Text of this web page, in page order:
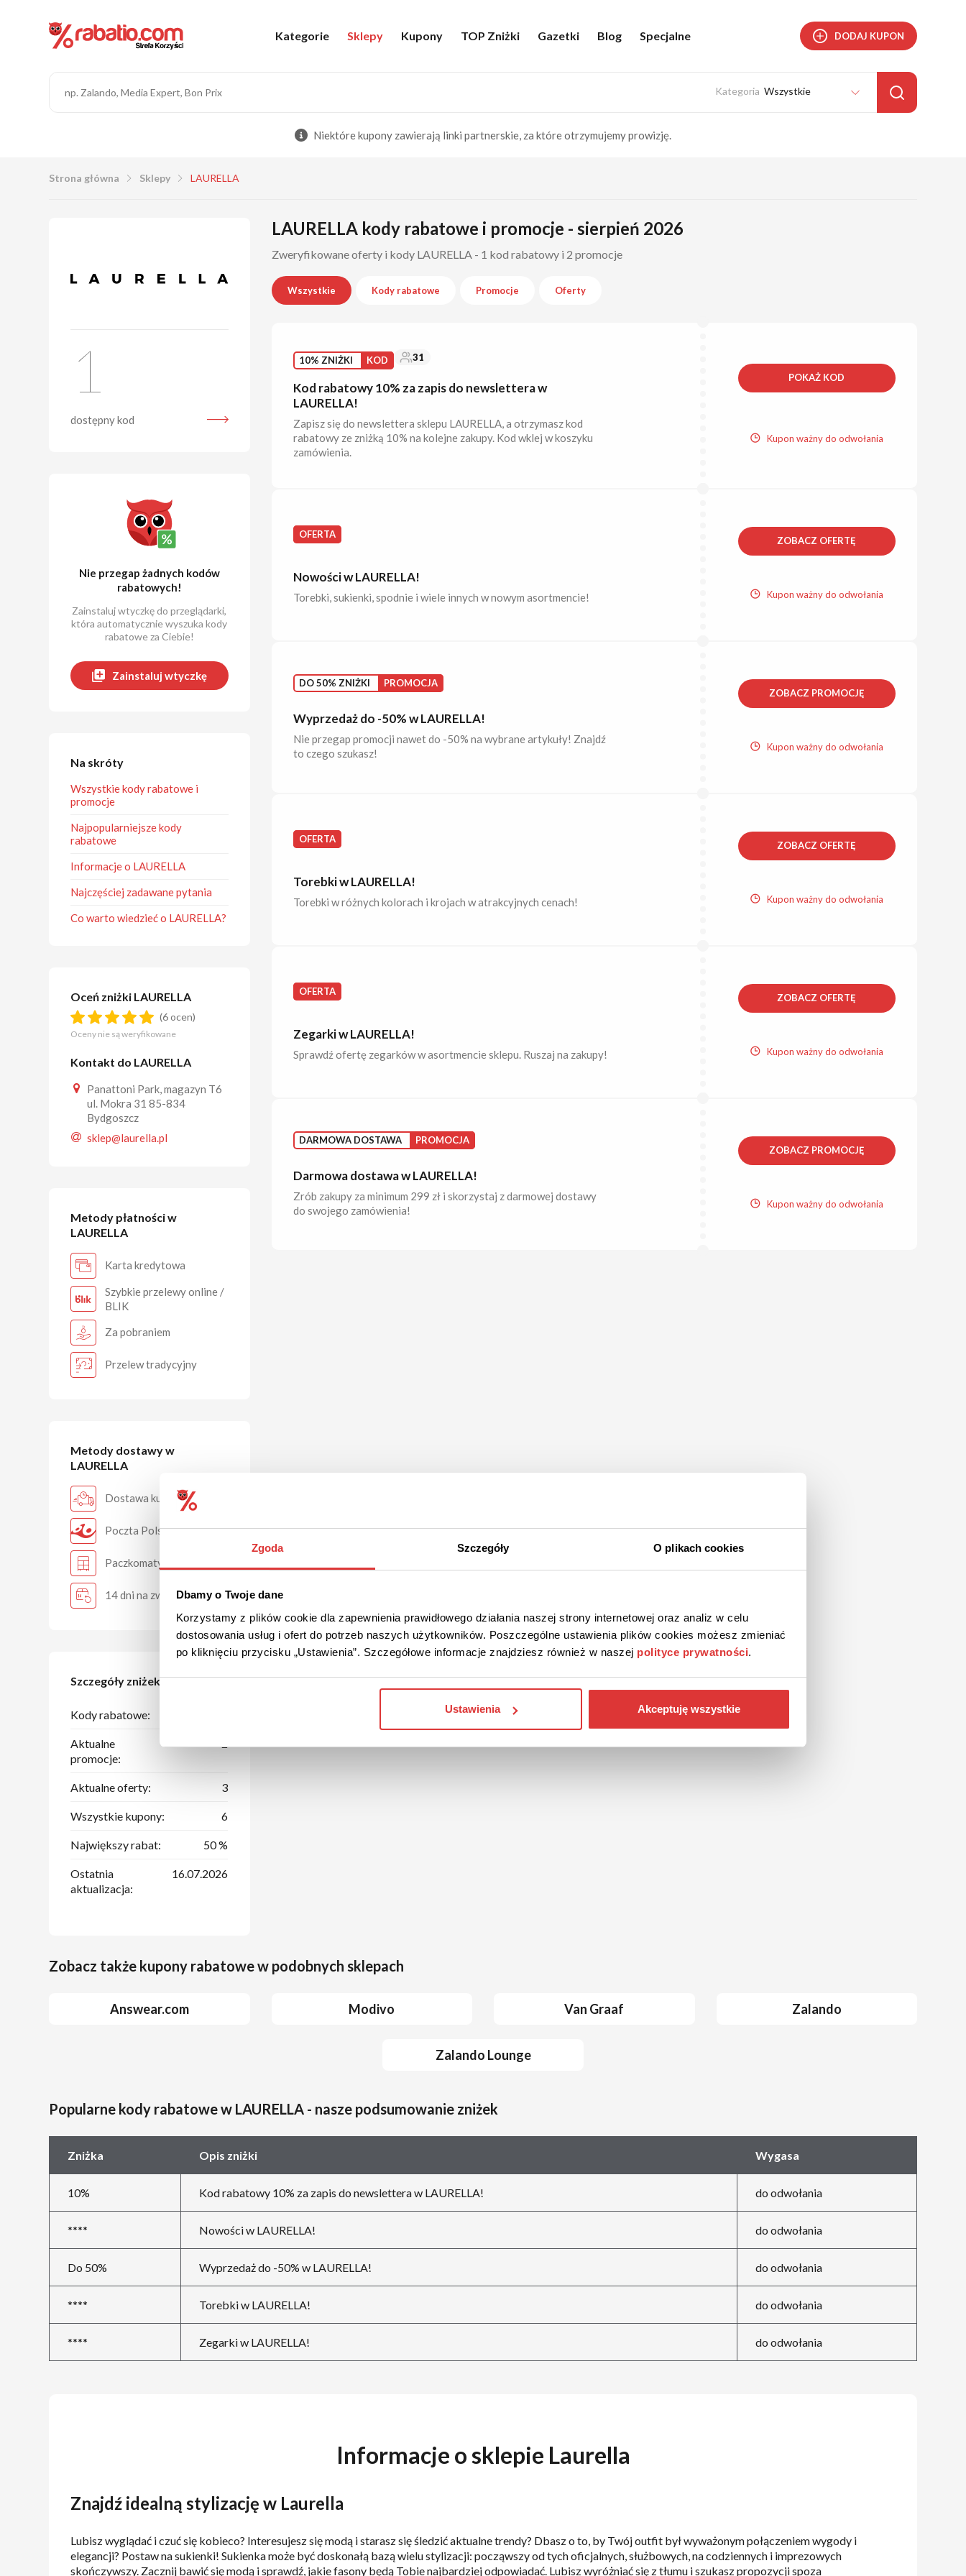
Zgoda Szczegóły O plikach cookies
Dbamy o Twoje dane
Korzystamy z plików cookie dla zapewnienia prawidłowego działania naszej strony internetowej oraz analiz w celu
dostosowania usług i ofert do potrzeb naszych użytkowników. Poszczególne ustawienia plików cookies możesz zmieniać
po kliknięciu przycisku „Ustawienia”. Szczegółowe informacje znajdziesz również w naszej polityce prywatności.
Ustawienia Akceptuję wszystkie
Kategorie Sklepy Kupony TOP Zniżki Gazetki Blog Specjalne DODAJ KUPON
Wszystkie
Niektóre kupony zawierają linki partnerskie, za które otrzymujemy prowizję.
Strona główna Sklepy LAURELLA
1
dostępny kod
Nie przegap żadnych kodów
rabatowych!
Zainstaluj wtyczkę do przeglądarki,
która automatycznie wyszuka kody
rabatowe za Ciebie!
Zainstaluj wtyczkę
Na skróty
Wszystkie kody rabatowe i
promocje
Najpopularniejsze kody
rabatowe
Informacje o LAURELLA
Najczęściej zadawane pytania
Co warto wiedzieć o LAURELLA?
Oceń zniżki LAURELLA
(6 ocen)
Oceny nie są weryfikowane
Kontakt do LAURELLA
Panattoni Park, magazyn T6
ul. Mokra 31 85-834
Bydgoszcz
sklep@laurella.pl
Metody płatności w
LAURELLA
Karta kredytowa
Szybkie przelewy online /
BLIK
Za pobraniem
Przelew tradycyjny
Metody dostawy w
LAURELLA
Dostawa kurierem
Poczta Polska
Paczkomaty
14 dni na zwrot
Szczegóły zniżek
Kody rabatowe:
Aktualne
promocje:
2
Aktualne oferty: 3
Wszystkie kupony: 6
Największy rabat: 50 %
Ostatnia
aktualizacja:
16.07.2026
LAURELLA kody rabatowe i promocje - sierpień 2026
Zweryfikowane oferty i kody LAURELLA - 1 kod rabatowy i 2 promocje
Wszystkie Kody rabatowe Promocje Oferty
10% ZNIŻKI KOD 31
Kod rabatowy 10% za zapis do newslettera w
LAURELLA!
Zapisz się do newslettera sklepu LAURELLA, a otrzymasz kod
rabatowy ze zniżką 10% na kolejne zakupy. Kod wklej w koszyku
zamówienia.
POKAŻ KOD
Kupon ważny do odwołania
OFERTA
Nowości w LAURELLA!
Torebki, sukienki, spodnie i wiele innych w nowym asortmencie!
ZOBACZ OFERTĘ
Kupon ważny do odwołania
DO 50% ZNIŻKI PROMOCJA
Wyprzedaż do -50% w LAURELLA!
Nie przegap promocji nawet do -50% na wybrane artykuły! Znajdź
to czego szukasz!
ZOBACZ PROMOCJĘ
Kupon ważny do odwołania
OFERTA
Torebki w LAURELLA!
Torebki w różnych kolorach i krojach w atrakcyjnych cenach!
ZOBACZ OFERTĘ
Kupon ważny do odwołania
OFERTA
Zegarki w LAURELLA!
Sprawdź ofertę zegarków w asortmencie sklepu. Ruszaj na zakupy!
ZOBACZ OFERTĘ
Kupon ważny do odwołania
DARMOWA DOSTAWA PROMOCJA
Darmowa dostawa w LAURELLA!
Zrób zakupy za minimum 299 zł i skorzystaj z darmowej dostawy
do swojego zamówienia!
ZOBACZ PROMOCJĘ
Kupon ważny do odwołania
Zobacz także kupony rabatowe w podobnych sklepach
Answear.com Modivo Van Graaf Zalando
Zalando Lounge
Popularne kody rabatowe w LAURELLA - nasze podsumowanie zniżek
Zniżka Opis zniżki Wygasa
10% Kod rabatowy 10% za zapis do newslettera w LAURELLA! do odwołania
**** Nowości w LAURELLA! do odwołania
Do 50% Wyprzedaż do -50% w LAURELLA! do odwołania
**** Torebki w LAURELLA! do odwołania
**** Zegarki w LAURELLA! do odwołania
Informacje o sklepie Laurella
Znajdź idealną stylizację w Laurella
Lubisz wyglądać i czuć się kobieco? Interesujesz się modą i starasz się śledzić aktualne trendy? Dbasz o to, by Twój outfit był wyważonym połączeniem wygody i
elegancji? Postaw na sukienki! Sukienka może być doskonałą bazą wielu stylizacji: począwszy od tych oficjalnych, służbowych, na codziennych i imprezowych
skończywszy. Zacznij bawić się modą i sprawdź, jakie fasony będą Tobie najbardziej odpowiadać. Lubisz wyróżniać się z tłumu i szukasz propozycji spoza